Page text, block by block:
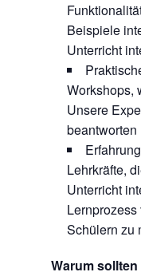
Beispiele
Unterricht
Workshops,
Unsere
beantworten
Lehrkräfte,
Unterricht
Lernprozess
Schülern zu
Warum